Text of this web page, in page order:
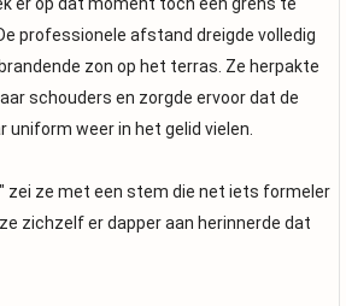
professionele afstand dreigde volledig
zon op het terras. Ze herpakte
schouders en zorgde ervoor dat de
uniform weer in het gelid vielen.
zei ze met een stem die net iets formeler
zichzelf er dapper aan herinnerde dat